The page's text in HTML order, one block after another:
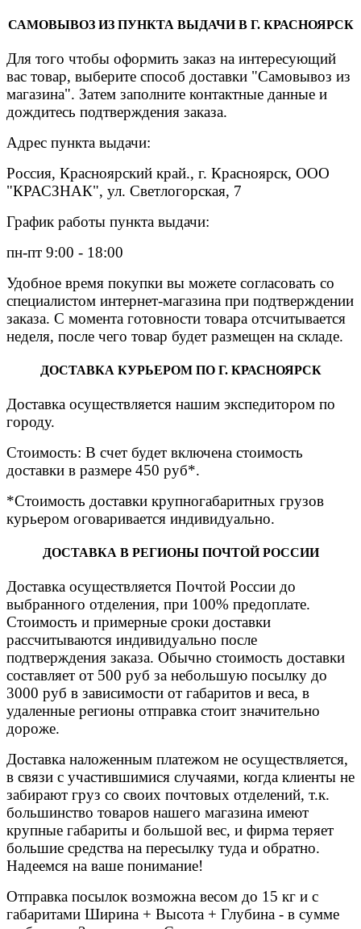
САМОВЫВОЗ ИЗ ПУНКТА ВЫДАЧИ В Г. КРАСНОЯРСК
Для того чтобы оформить заказ на интересующий
вас товар, выберите способ доставки "Самовывоз из
магазина". Затем заполните контактные данные и
дождитесь подтверждения заказа.
Адрес пункта выдачи:
Россия, Красноярский край., г. Красноярск, ООО
"КРАСЗНАК", ул. Светлогорская, 7
График работы пункта выдачи:
пн-пт 9:00 - 18:00
Удобное время покупки вы можете согласовать со
специалистом интернет-магазина при подтверждении
заказа. С момента готовности товара отсчитывается
неделя, после чего товар будет размещен на складе.
ДОСТАВКА КУРЬЕРОМ ПО Г. КРАСНОЯРСК
Доставка осуществляется нашим экспедитором по
городу.
Стоимость: В счет будет включена стоимость
доставки в размере 450 руб*.
*Стоимость доставки крупногабаритных грузов
курьером оговаривается индивидуально.
ДОСТАВКА В РЕГИОНЫ ПОЧТОЙ РОССИИ
Доставка осуществляется Почтой России до
выбранного отделения, при 100% предоплате.
Стоимость и примерные сроки доставки
рассчитываются индивидуально после
подтверждения заказа. Обычно стоимость доставки
составляет от 500 руб за небольшую посылку до
3000 руб в зависимости от габаритов и веса, в
удаленные регионы отправка стоит значительно
дороже.
Доставка наложенным платежом не осуществляется,
в связи с участившимися случаями, когда клиенты не
забирают груз со своих почтовых отделений, т.к.
большинство товаров нашего магазина имеют
крупные габариты и большой вес, и фирма теряет
большие средства на пересылку туда и обратно.
Надеемся на ваше понимание!
Отправка посылок возможна весом до 15 кг и с
габаритами Ширина + Высота + Глубина - в сумме